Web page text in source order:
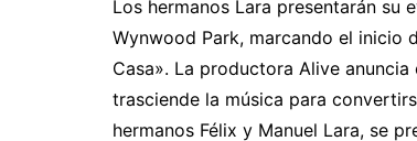
Los hermanos Lara presentarán su
Wynwood Park, marcando el inicio
Casa». La productora Alive
trasciende la música para
hermanos Félix y Manuel Lara, se